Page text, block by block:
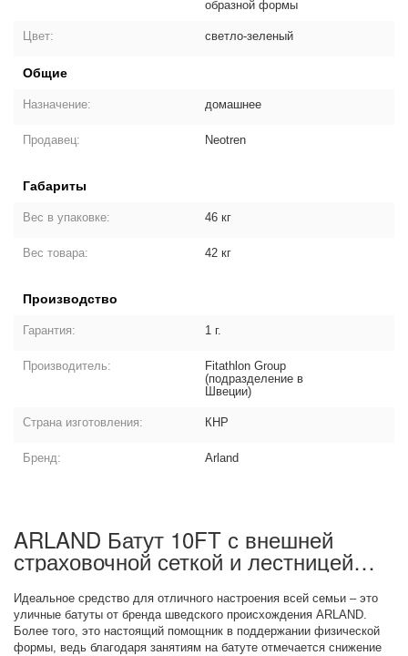
образной формы
Цвет: светло-зеленый
Общие
Назначение: домашнее
Продавец: Neotren
Габариты
Вес в упаковке: 46 кг
Вес товара: 42 кг
Производство
Гарантия: 1 г.
Производитель:
Fitathlon Group
(подразделение в
Швеции)
Страна изготовления: КНР
Бренд: Arland
ARLAND Батут 10FT с внешней
страховочной сеткой и лестницей
(Light green) (СВЕТЛО-ЗЕЛЕНЫЙ):
описание товара
Идеальное средство для отличного настроения всей семьи – это
уличные батуты от бренда шведского происхождения ARLAND.
Более того, это настоящий помощник в поддержании физической
формы, ведь благодаря занятиям на батуте отмечается снижение